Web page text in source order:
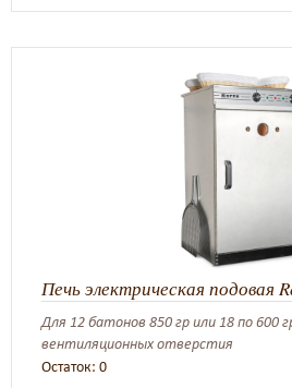
Печь электрическая подовая
Для 12 батонов 850 гр или 18 по 600
вентиляционных отверстия
Остаток: 0